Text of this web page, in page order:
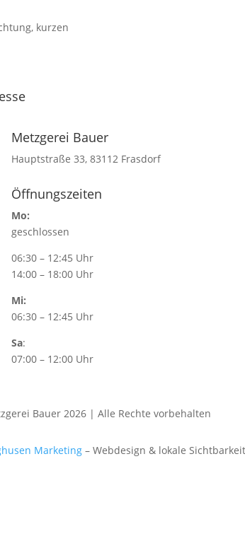
kurzen
Metzgerei Bauer
Hauptstraße 33, 83112 Frasdorf
Öffnungszeiten
Mo:
geschlossen
06:30 – 12:45 Uhr
14:00 – 18:00 Uhr
Mi:
06:30 – 12:45 Uhr
Sa:
07:00 – 12:00 Uhr
Bauer 2026 | Alle Rechte vorbehalten
Marketing – Webdesign & lokale